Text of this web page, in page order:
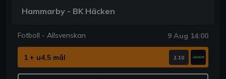
Hammarby - BK Häcken
Fotboll - Allsvenskan 9 Aug 14:00
1 + u4,5 mål 2.10